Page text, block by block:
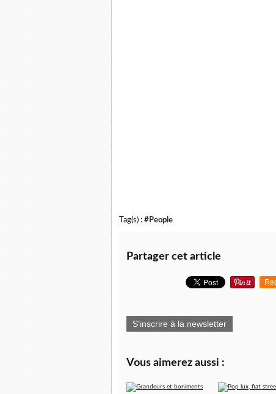
Tag(s) : #People
Partager cet article
S'inscrire à la newsletter
Vous aimerez aussi :